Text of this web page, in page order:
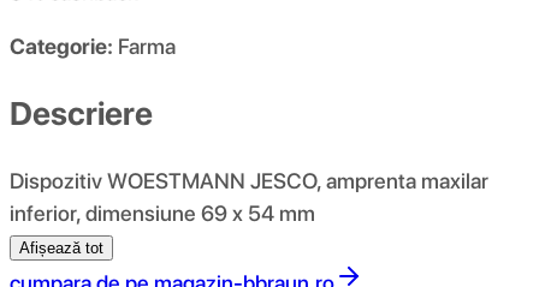
Categorie: Farma
Descriere
Dispozitiv WOESTMANN JESCO, amprenta maxilar
inferior, dimensiune 69 x 54 mm
Afișează tot